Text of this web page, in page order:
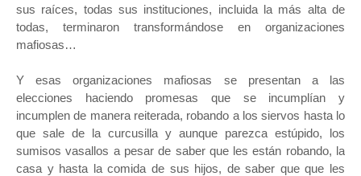
sus raíces, todas sus instituciones, incluida la más alta de
todas, terminaron transformándose en organizaciones
mafiosas…
Y esas organizaciones mafiosas se presentan a las
elecciones haciendo promesas que se incumplían y
incumplen de manera reiterada, robando a los siervos hasta lo
que sale de la curcusilla y aunque parezca estúpido, los
sumisos vasallos a pesar de saber que les están robando, la
casa y hasta la comida de sus hijos, de saber que que les